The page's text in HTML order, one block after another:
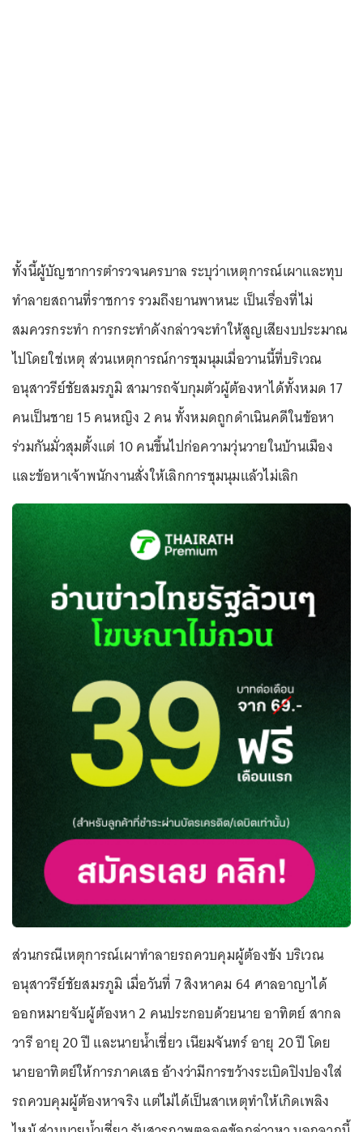
ทั้งนี้ผู้บัญชาการตำรวจนครบาล ระบุว่าเหตุการณ์เผาและทุบ
ทำลายสถานที่ราชการ รวมถึงยานพาหนะ เป็นเรื่องที่ไม่
สมควรกระทำ การกระทำดังกล่าวจะทำให้สูญเสียงบประมาณ
ไปโดยใช่เหตุ ส่วนเหตุการณ์การชุมนุมเมื่อวานนี้ที่บริเวณ
อนุสาวรีย์ชัยสมรภูมิ สามารถจับกุมตัวผู้ต้องหาได้ทั้งหมด 17
คนเป็นชาย 15 คนหญิง 2 คน ทั้งหมดถูกดำเนินคดีในข้อหา
ร่วมกันมั่วสุมตั้งแต่ 10 คนขึ้นไปก่อความวุ่นวายในบ้านเมือง
และข้อหาเจ้าพนักงานสั่งให้เลิกการชุมนุมแล้วไม่เลิก
ส่วนกรณีเหตุการณ์เผาทำลายรถควบคุมผู้ต้องขัง บริเวณ
อนุสาวรีย์ชัยสมรภูมิ เมื่อวันที่ 7 สิงหาคม 64 ศาลอาญาได้
ออกหมายจับผู้ต้องหา 2 คนประกอบด้วยนาย อาทิตย์ สากล
วารี อายุ 20 ปี และนายน้ำเชี่ยว เนียมจันทร์ อายุ 20 ปี โดย
นายอาทิตย์ให้การภาคเสธ อ้างว่ามีการขว้างระเบิดปิงปองใส่
รถควบคุมผู้ต้องหาจริง แต่ไม่ได้เป็นสาเหตุทำให้เกิดเพลิง